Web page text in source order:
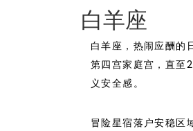
白羊座
白羊座，热闹应酬的
第四宫家庭宫，直至
义安全感。
冒险星宿落户安稳区